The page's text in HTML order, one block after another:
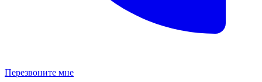
Перезвоните мне